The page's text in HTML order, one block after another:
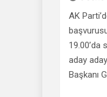
AK
19.00’da
aday
Başkanı